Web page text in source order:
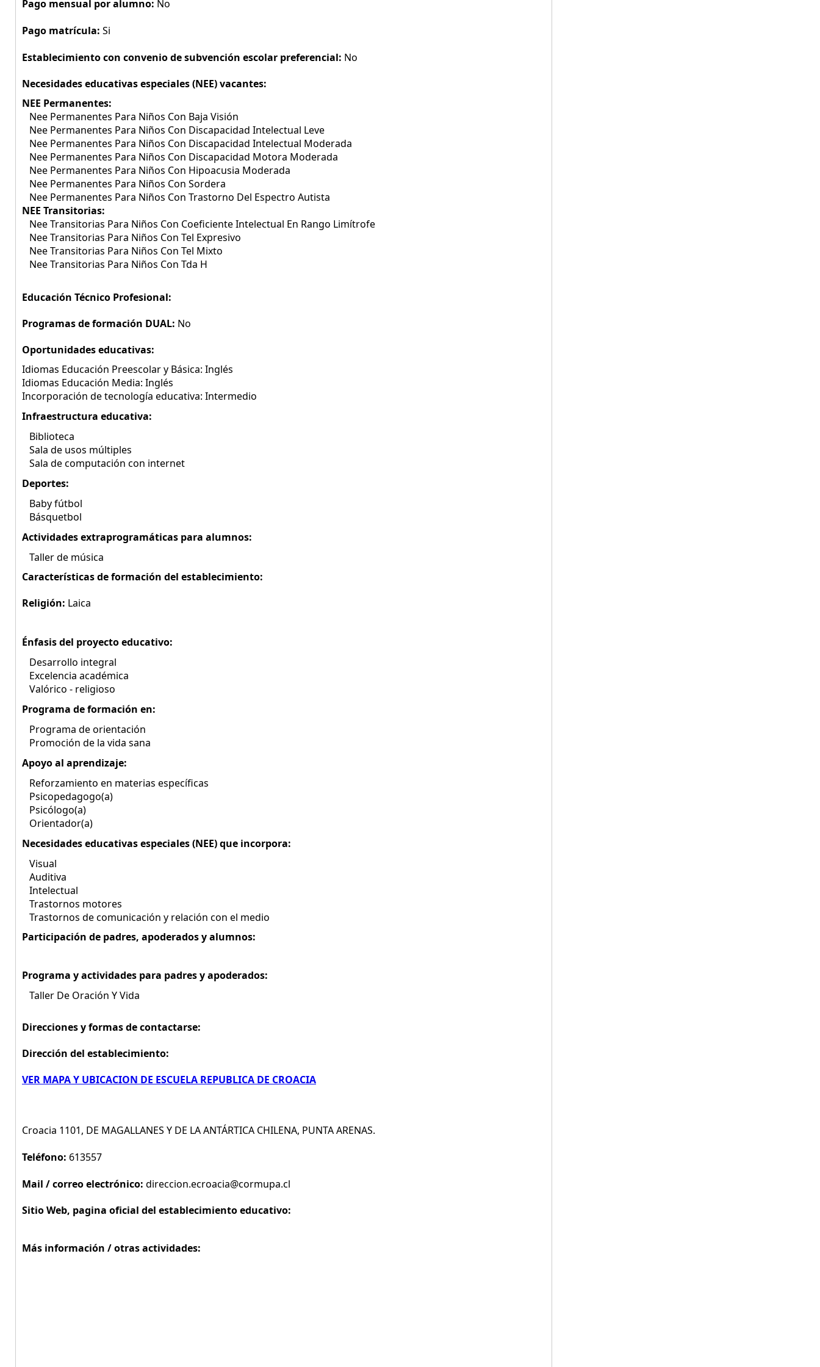
Pago mensual por alumno: No
Pago matrícula: Si
Establecimiento con convenio de subvención escolar preferencial: No
Necesidades educativas especiales (NEE) vacantes:
NEE Permanentes:
Nee Permanentes Para Niños Con Baja Visión
Nee Permanentes Para Niños Con Discapacidad Intelectual Leve
Nee Permanentes Para Niños Con Discapacidad Intelectual Moderada
Nee Permanentes Para Niños Con Discapacidad Motora Moderada
Nee Permanentes Para Niños Con Hipoacusia Moderada
Nee Permanentes Para Niños Con Sordera
Nee Permanentes Para Niños Con Trastorno Del Espectro Autista
NEE Transitorias:
Nee Transitorias Para Niños Con Coeficiente Intelectual En Rango Limítrofe
Nee Transitorias Para Niños Con Tel Expresivo
Nee Transitorias Para Niños Con Tel Mixto
Nee Transitorias Para Niños Con Tda H
Educación Técnico Profesional:
Programas de formación DUAL: No
Oportunidades educativas:
Idiomas Educación Preescolar y Básica: Inglés
Idiomas Educación Media: Inglés
Incorporación de tecnología educativa: Intermedio
Infraestructura educativa:
Biblioteca
Sala de usos múltiples
Sala de computación con internet
Deportes:
Baby fútbol
Básquetbol
Actividades extraprogramáticas para alumnos:
Taller de música
Características de formación del establecimiento:
Religión: Laica
Énfasis del proyecto educativo:
Desarrollo integral
Excelencia académica
Valórico - religioso
Programa de formación en:
Programa de orientación
Promoción de la vida sana
Apoyo al aprendizaje:
Reforzamiento en materias específicas
Psicopedagogo(a)
Psicólogo(a)
Orientador(a)
Necesidades educativas especiales (NEE) que incorpora:
Visual
Auditiva
Intelectual
Trastornos motores
Trastornos de comunicación y relación con el medio
Participación de padres, apoderados y alumnos:
Programa y actividades para padres y apoderados:
Taller De Oración Y Vida
Direcciones y formas de contactarse:
Dirección del establecimiento:
VER MAPA Y UBICACION DE ESCUELA REPUBLICA DE CROACIA
Croacia 1101, DE MAGALLANES Y DE LA ANTÁRTICA CHILENA, PUNTA ARENAS.
Teléfono: 613557
Mail / correo electrónico: direccion.ecroacia@cormupa.cl
Sitio Web, pagina oficial del establecimiento educativo:
Más información / otras actividades: